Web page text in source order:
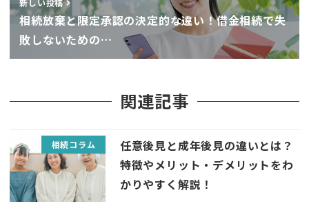
相続放棄と限定承認の決定的な違い！借金相続で失
敗しないための…
関連記事
相続コラム
任意後見と成年後見の違いとは？
特徴やメリット・デメリットをわ
かりやすく解説！